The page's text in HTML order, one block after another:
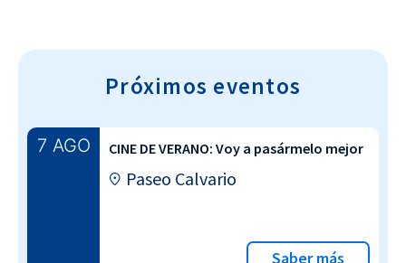
Próximos eventos
7 AGO CINE DE VERANO: Voy a pasármelo mejor
Paseo Calvario
Saber más